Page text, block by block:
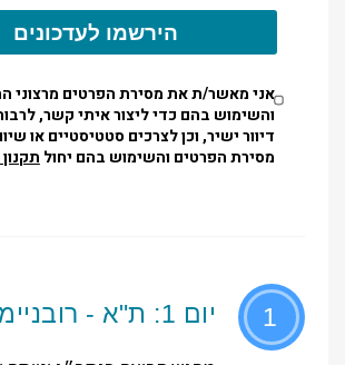
הירשמו לעדכונים
אני מאשר/ת את מסירת הפרטים מרצוני
והשימוש בהם כדי ליצור איתי קשר,
דיוור ישיר, וכן לצרכים סטטיסטיים או
מסירת הפרטים והשימוש בהם יחול
1 יום 1: ת"א - רובניימי